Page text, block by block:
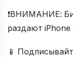
❗️ВНИМАНИЕ:
раздают iPhone
📱